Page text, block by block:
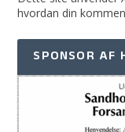
hvordan din
SPONSOR AF